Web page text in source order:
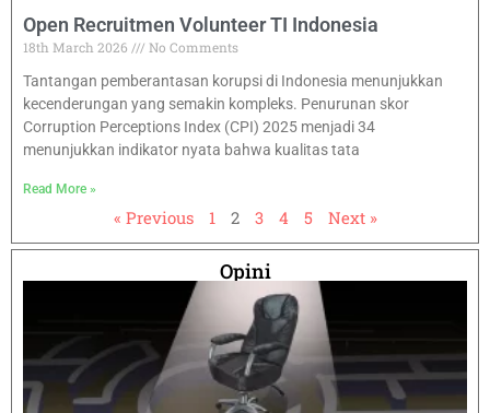
Open Recruitmen Volunteer TI Indonesia
18th March 2026
No Comments
Tantangan pemberantasan korupsi di Indonesia menunjukkan
kecenderungan yang semakin kompleks. Penurunan skor
Corruption Perceptions Index (CPI) 2025 menjadi 34
menunjukkan indikator nyata bahwa kualitas tata
Read More »
« Previous 1 2 3 4 5 Next »
Opini